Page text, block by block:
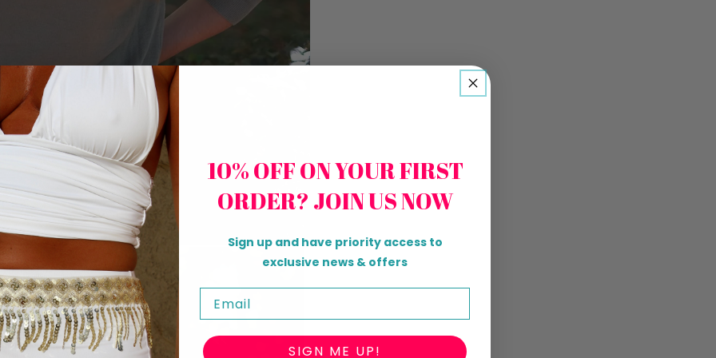
10% OFF ON YOUR FIRST
ORDER? JOIN US NOW
Sign up and have priority access to
exclusive news & offers
Email
SIGN ME UP!